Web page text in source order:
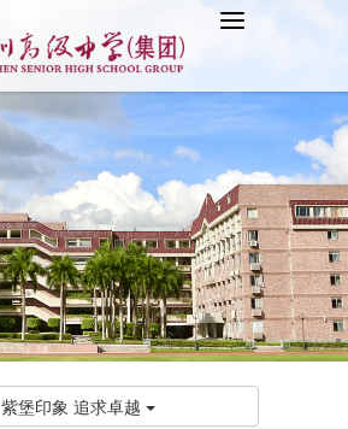
紫堡印象 追求卓越